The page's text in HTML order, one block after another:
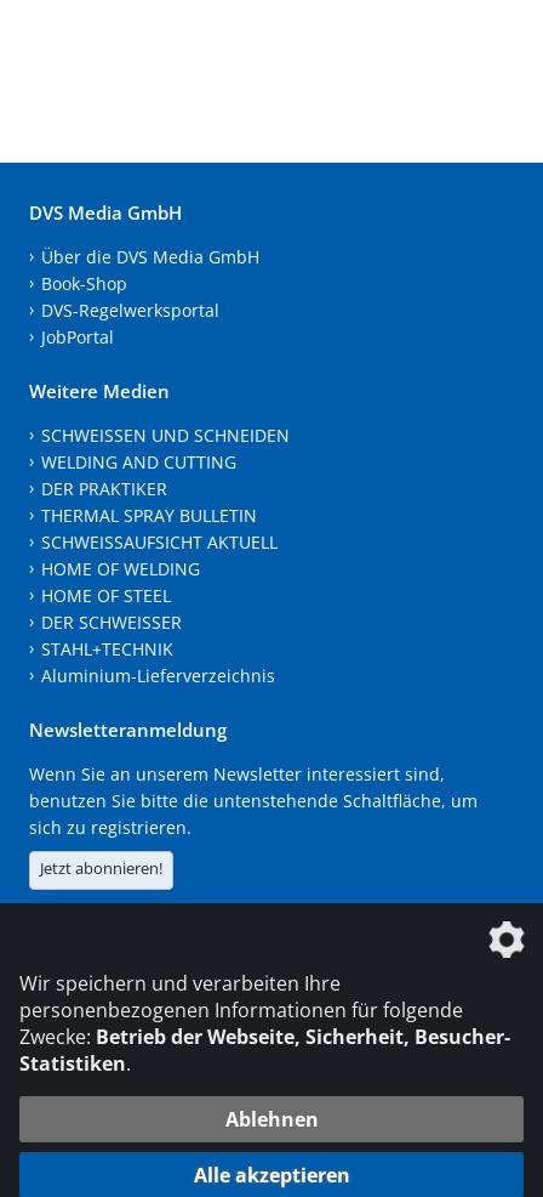
DVS Media GmbH
Über die DVS Media GmbH
Book-Shop
DVS-Regelwerksportal
JobPortal
Weitere Medien
SCHWEISSEN UND SCHNEIDEN
WELDING AND CUTTING
DER PRAKTIKER
THERMAL SPRAY BULLETIN
SCHWEISSAUFSICHT AKTUELL
HOME OF WELDING
HOME OF STEEL
DER SCHWEISSER
STAHL+TECHNIK
Aluminium-Lieferverzeichnis
Newsletteranmeldung
Wenn Sie an unserem Newsletter interessiert sind,
benutzen Sie bitte die untenstehende Schaltfläche, um
sich zu registrieren.
Jetzt abonnieren!
Die DVS Media GmbH ist ein Unternehmen der
© 2026 DVS Media GmbH
Wir speichern und verarbeiten Ihre
personenbezogenen Informationen für folgende
Zwecke: Betrieb der Webseite, Sicherheit, Besucher-
Statistiken.
Ablehnen
Alle akzeptieren